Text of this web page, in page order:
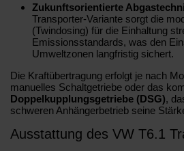
Zukunftsorientierte
Transporter-Variante sorgt die
(Twindosing) für die Einhaltung
Emissionsstandards, was den
Umweltzonen langfristig sichert.
Die Kraftübertragung erfolgt je nach
manuelles Schaltgetriebe oder das
Doppelkupplungsgetriebe (DSG),
schweren Anhängerbetrieb seine
Ausstattung des VW T6.1